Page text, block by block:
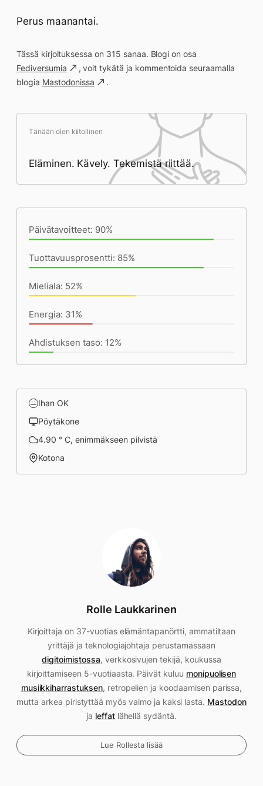
Perus maanantai.
Tässä kirjoituksessa on 315 sanaa. Blogi on osa
Fediversumia
, voit tykätä ja kommentoida seuraamalla
blogia Mastodonissa .
Tänään olen kiitollinen
Eläminen. Kävely. Tekemistä riittää.
Päivätavoitteet: 90%
Tuottavuusprosentti: 85%
Mieliala: 52%
Energia: 31%
Ahdistuksen taso: 12%
Ihan OK
Pöytäkone
4.90 ° C, enimmäkseen pilvistä
Kotona
Rolle Laukkarinen
Kirjoittaja on 37-vuotias elämäntapanörtti, ammatiltaan
yrittäjä ja teknologiajohtaja perustamassaan
digitoimistossa, verkkosivujen tekijä, koukussa
kirjoittamiseen 5-vuotiaasta. Päivät kuluu monipuolisen
musiikkiharrastuksen, retropelien ja koodaamisen parissa,
mutta arkea piristyttää myös vaimo ja kaksi lasta. Mastodon
ja leffatlähellä sydäntä.
Lue Rollesta lisää